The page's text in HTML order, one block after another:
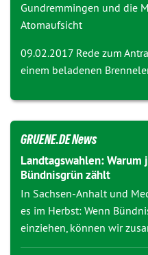
Gundremmingen und die
Atomaufsicht
09.02.2017 Rede zum
einem beladenen
GRUENE.DE News
Landtagswahlen:
Bündnisgrün zählt
In Sachsen-Anhalt und
es im Herbst: Wenn
einziehen, können wir